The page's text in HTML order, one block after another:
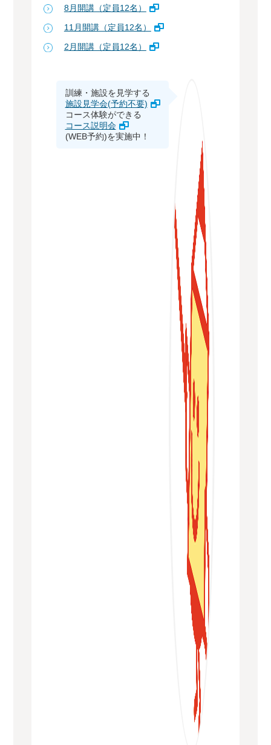
8月開講（定員12名）
11月開講（定員12名）
2月開講（定員12名）
訓練・施設を見学する
施設見学会(予約不要)
コース体験ができる
コース説明会
(WEB予約)を実施中！